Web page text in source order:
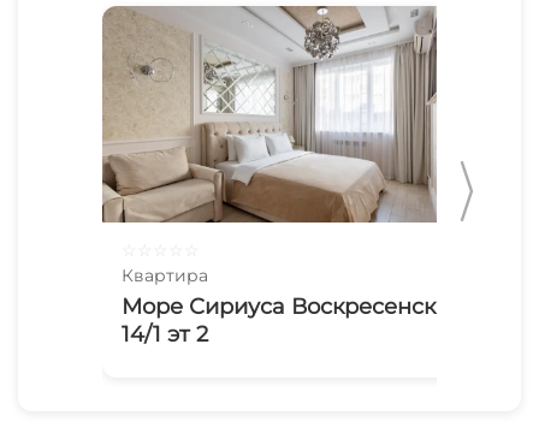
Квартира
Море Сириуса Воскресенская
14/1 эт 2